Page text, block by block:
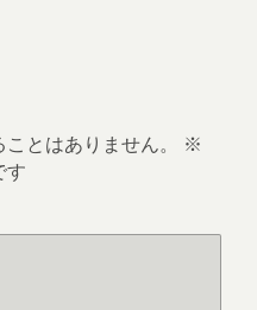
とはありません。
※
す